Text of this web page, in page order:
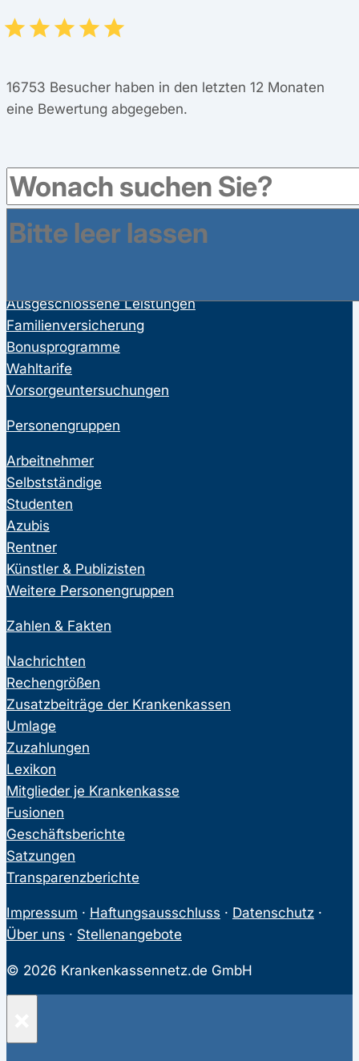
16753 Besucher haben in den letzten 12 Monaten
eine Bewertung abgegeben.
Leistungen
Ausgeschlossene Leistungen
Familienversicherung
Bonusprogramme
Wahltarife
Vorsorgeuntersuchungen
Personengruppen
Arbeitnehmer
Selbstständige
Studenten
Azubis
Rentner
Künstler & Publizisten
Weitere Personengruppen
Zahlen & Fakten
Nachrichten
Rechengrößen
Zusatzbeiträge der Krankenkassen
Umlage
Zuzahlungen
Lexikon
Mitglieder je Krankenkasse
Fusionen
Geschäftsberichte
Satzungen
Transparenzberichte
Impressum · Haftungsausschluss · Datenschutz ·
Über uns · Stellenangebote
© 2026 Krankenkassennetz.de GmbH